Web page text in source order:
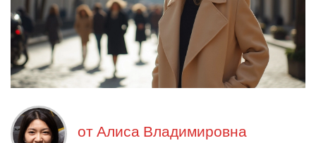
отАлиса Владимировна